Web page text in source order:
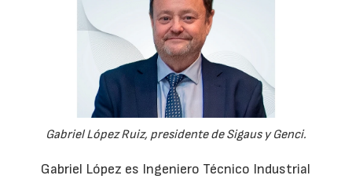
Gabriel López Ruiz, presidente de Sigaus y Genci.
Gabriel López es Ingeniero Técnico Industrial